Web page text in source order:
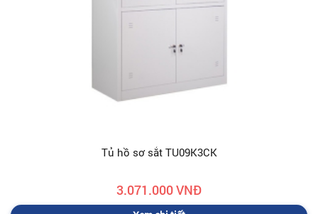
Tủ hồ sơ sắt TU09K3CK
3.071.000 VNĐ